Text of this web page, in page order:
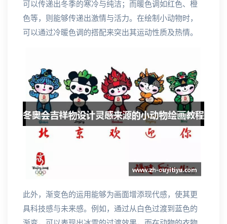
可以传递出冬季的寒冷与纯洁；而暖色调如红色、橙
色等，则能够传递出激情与活力。在绘制小动物时，
可以通过冷暖色调的搭配来突出其运动性质及热情。
此外，渐变色的运用能够为画面增添现代感，使其更
具科技感与未来感。例如，通过从白色过渡到蓝色的